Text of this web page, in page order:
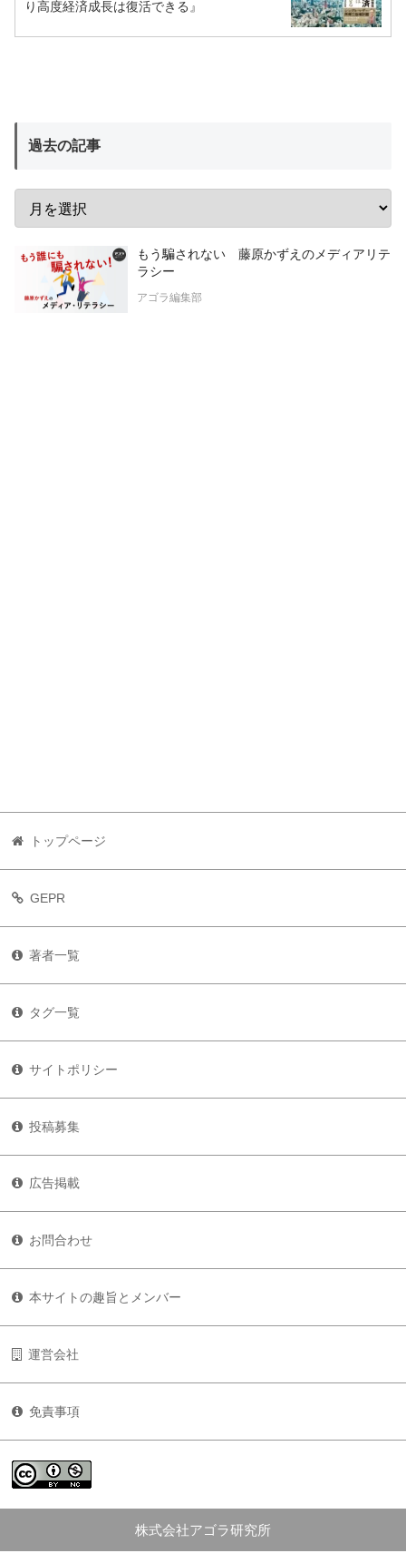
り高度経済成長は復活できる』
過去の記事
もう騙されない 藤原かずえのメディアリテ
ラシー
アゴラ編集部
トップページ
GEPR
著者一覧
タグ一覧
サイトポリシー
投稿募集
広告掲載
お問合わせ
本サイトの趣旨とメンバー
運営会社
免責事項
株式会社アゴラ研究所